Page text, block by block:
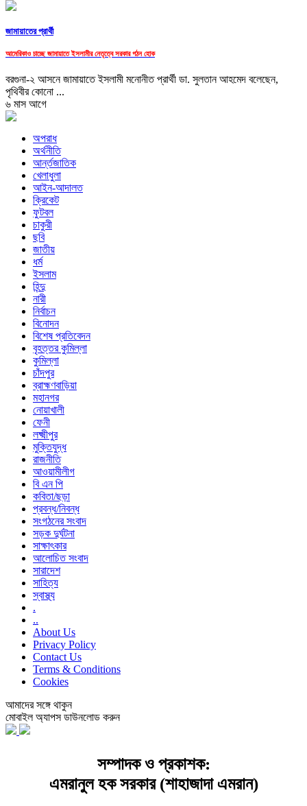
জামায়াতের প্রার্থী
আমেরিকাও চাচ্ছে জামায়াতে ইসলামীর নেতৃত্বে সরকার গঠন হোক
বরগুনা-২ আসনে জামায়াতে ইসলামী মনোনীত প্রার্থী ডা. সুলতান আহমেদ বলেছেন,
পৃথিবীর কোনো ...
৬ মাস আগে
অপরাধ
অর্থনীতি
আর্ন্তজাতিক
খেলাধুলা
আইন-আদালত
ক্রিকেট
ফুটবল
চাকুরী
ছবি
জাতীয়
ধর্ম
ইসলাম
হিন্দু
নারী
নির্বাচন
বিনোদন
বিশেষ প্রতিবেদন
বৃহত্তর কুমিল্লা
কুমিল্লা
চাঁদপুর
ব্রাহ্মণবাড়িয়া
মহানগর
নোয়াখালী
ফেনী
লক্ষ্মীপুর
মুক্তিযুদ্ধ
রাজনীতি
আওয়ামীলীগ
বি এন পি
কবিতা/ছড়া
প্রবন্ধ/নিবন্ধ
সংগঠনের সংবাদ
সড়ক দুর্ঘটনা
সাক্ষাৎকার
আলোচিত সংবাদ
সারাদেশ
সাহিত্য
স্বাস্থ্য
.
..
About Us
Privacy Policy
Contact Us
Terms & Conditions
Cookies
আমাদের সঙ্গে থাকুন
মোবাইল অ্যাপস ডাউনলোড করুন
সম্পাদক ও প্রকাশক:
এমরানুল হক সরকার (শাহাজাদা এমরান)